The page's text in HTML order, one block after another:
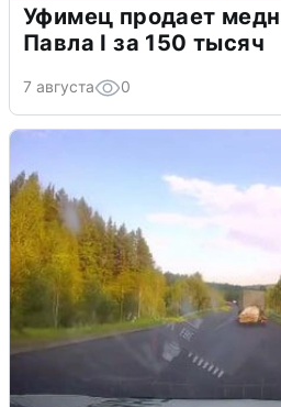
Уфимец продает
Павла I за 150 тысяч
7 августа 0